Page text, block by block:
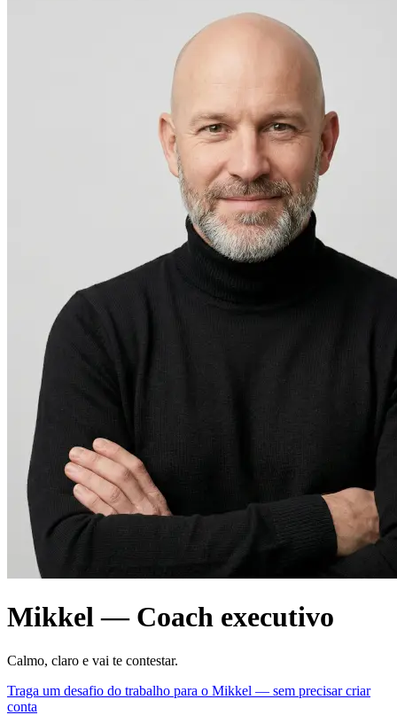
Mikkel — Coach executivo
Calmo, claro e vai te contestar.
Traga um desafio do trabalho para o Mikkel — sem precisar criar
conta